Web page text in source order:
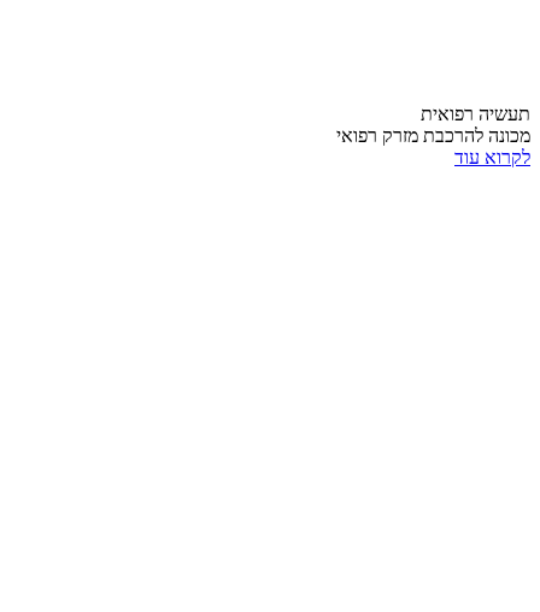
תעשיה רפואית
מכונה להרכבת מזרק רפואי
לקרוא עוד